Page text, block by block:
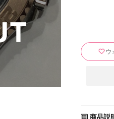
ウ
商品説